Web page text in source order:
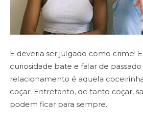
E deveria ser julgado como crime!
curiosidade bate e falar de
relacionamento é aquela
coçar. Entretanto, de tanto coçar,
podem ficar para sempre.